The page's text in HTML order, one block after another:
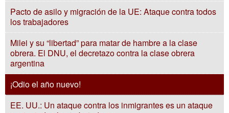
Pacto de asilo y migración de la UE: Ataque contra todos
los trabajadores
Milei y su “libertad” para matar de hambre a la clase
obrera. El DNU, el decretazo contra la clase obrera
argentina
¡Odio el año nuevo!
EE. UU.: Un ataque contra los inmigrantes es un ataque